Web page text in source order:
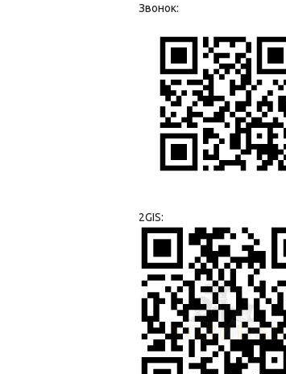
Звонок:
2GIS: